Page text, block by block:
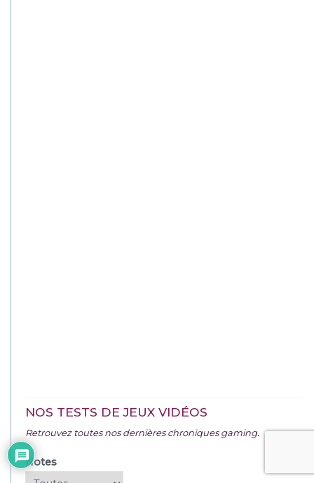
NOS TESTS DE JEUX VIDÉOS
Retrouvez toutes nos dernières chroniques gaming.
Notes